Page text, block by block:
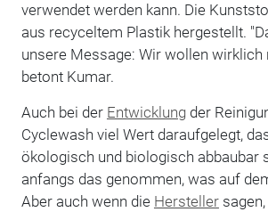
verwendet werden kann. Die
aus recyceltem Plastik hergestellt.
unsere Message: Wir wollen wirklich
betont Kumar.
Auch bei der Entwicklungder
Cyclewash viel Wert daraufgelegt,
ökologisch und biologisch abbaubar
anfangs das genommen, was auf
Aber auch wenn die Hersteller